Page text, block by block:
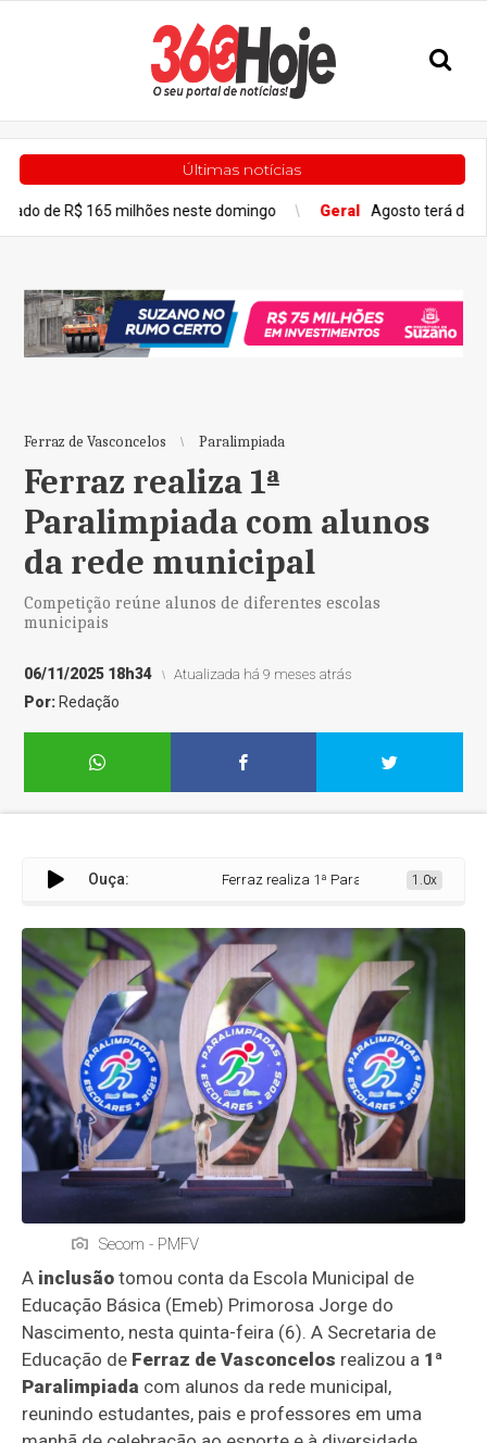
Últimas notícias
milhões neste domingo Geral Agosto terá dois eclipses;
Ferraz de Vasconcelos Paralimpiada
Ferraz realiza 1ª
Paralimpiada com alunos
da rede municipal
Competição reúne alunos de diferentes escolas
municipais
06/11/2025 18h34 Atualizada há 9 meses atrás
Por: Redação
Ouça: Ferraz realiza 1ª Paralimpiada com alunos
1.0x
Secom - PMFV
A inclusão tomou conta da Escola Municipal de
Educação Básica (Emeb) Primorosa Jorge do
Nascimento, nesta quinta-feira (6). A Secretaria de
Educação de Ferraz de Vasconcelos realizou a 1ª
Paralimpiada com alunos da rede municipal,
reunindo estudantes, pais e professores em uma